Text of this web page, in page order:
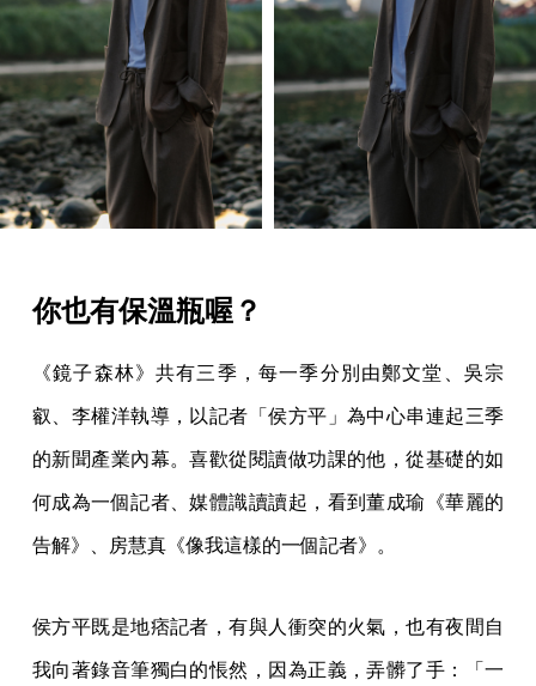
你也有保溫瓶喔？
《鏡子森林》共有三季，每一季分別由鄭文堂、吳宗
叡、李權洋執導，以記者「侯方平」為中心串連起三季
的新聞產業內幕。喜歡從閱讀做功課的他，從基礎的如
何成為一個記者、媒體識讀讀起，看到董成瑜《華麗的
告解》、房慧真《像我這樣的一個記者》。
侯方平既是地痞記者，有與人衝突的火氣，也有夜間自
我向著錄音筆獨白的悵然，因為正義，弄髒了手：「一